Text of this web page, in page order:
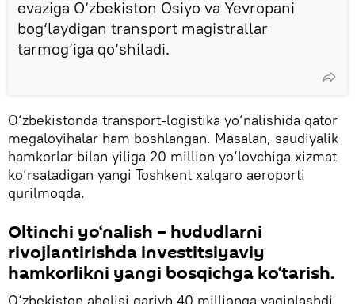
evaziga O‘zbekiston Osiyo va Yevropani
bog‘laydigan transport magistrallar
tarmog‘iga qo‘shiladi.
O‘zbekistonda transport-logistika yo‘nalishida qator
megaloyihalar ham boshlangan. Masalan, saudiyalik
hamkorlar bilan yiliga 20 million yo‘lovchiga xizmat
ko‘rsatadigan yangi Toshkent xalqaro aeroporti
qurilmoqda.
Oltinchi yo‘nalish – hududlarni
rivojlantirishda investitsiyaviy
hamkorlikni yangi bosqichga ko‘tarish.